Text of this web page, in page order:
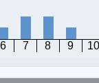
6 7 8 9 10